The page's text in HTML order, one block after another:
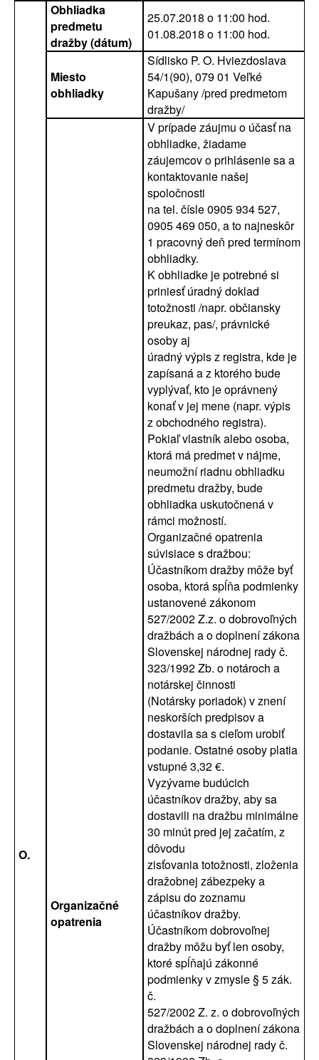
O.
Obhliadka
predmetu
dražby (dátum)
25.07.2018 o 11:00 hod.
01.08.2018 o 11:00 hod.
Miesto
obhliadky
Sídlisko P. O. Hviezdoslava
54/1(90), 079 01 Veľké
Kapušany /pred predmetom
dražby/
Organizačné
opatrenia
V prípade záujmu o účasť na
obhliadke, žiadame
záujemcov o prihlásenie sa a
kontaktovanie našej
spoločnosti
na tel. čísle 0905 934 527,
0905 469 050, a to najneskôr
1 pracovný deň pred termínom
obhliadky.
K obhliadke je potrebné si
priniesť úradný doklad
totožnosti /napr. občiansky
preukaz, pas/, právnické
osoby aj
úradný výpis z registra, kde je
zapísaná a z ktorého bude
vyplývať, kto je oprávnený
konať v jej mene (napr. výpis
z obchodného registra).
Pokiaľ vlastník alebo osoba,
ktorá má predmet v nájme,
neumožní riadnu obhliadku
predmetu dražby, bude
obhliadka uskutočnená v
rámci možností.
Organizačné opatrenia
súvisiace s dražbou:
Účastníkom dražby môže byť
osoba, ktorá spĺňa podmienky
ustanovené zákonom
527/2002 Z.z. o dobrovoľných
dražbách a o doplnení zákona
Slovenskej národnej rady č.
323/1992 Zb. o notároch a
notárskej činnosti
(Notársky poriadok) v znení
neskorších predpisov a
dostavila sa s cieľom urobiť
podanie. Ostatné osoby platia
vstupné 3,32 €.
Vyzývame budúcich
účastníkov dražby, aby sa
dostavili na dražbu minimálne
30 minút pred jej začatím, z
dôvodu
zisťovania totožnosti, zloženia
dražobnej zábezpeky a
zápisu do zoznamu
účastníkov dražby.
Účastníkom dobrovoľnej
dražby môžu byť len osoby,
ktoré spĺňajú zákonné
podmienky v zmysle § 5 zák.
č.
527/2002 Z. z. o dobrovoľných
dražbách a o doplnení zákona
Slovenskej národnej rady č.